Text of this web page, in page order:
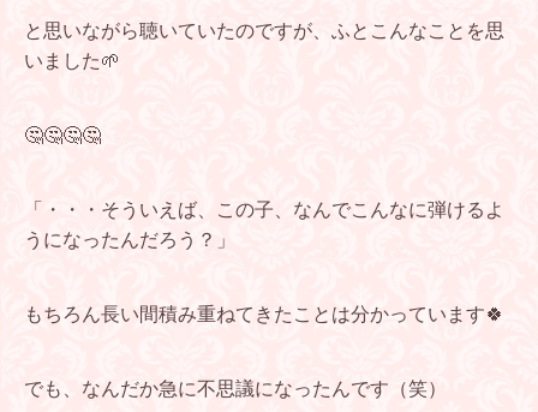
と思いながら聴いていたのですが、ふとこんなことを思
いました🌱
🤔🤔🤔🤔
「・・・そういえば、この子、なんでこんなに弾けるよ
うになったんだろう？」
もちろん長い間積み重ねてきたことは分かっています🍀
でも、なんだか急に不思議になったんです（笑）